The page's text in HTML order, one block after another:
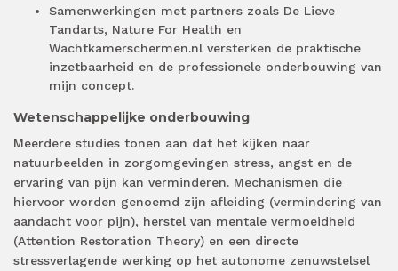
Samenwerkingen met partners zoals De Lieve
Tandarts, Nature For Health en
Wachtkamerschermen.nl versterken de praktische
inzetbaarheid en de professionele onderbouwing van
mijn concept.
Wetenschappelijke onderbouwing
Meerdere studies tonen aan dat het kijken naar
natuurbeelden in zorgomgevingen stress, angst en de
ervaring van pijn kan verminderen. Mechanismen die
hiervoor worden genoemd zijn afleiding (vermindering van
aandacht voor pijn), herstel van mentale vermoeidheid
(Attention Restoration Theory) en een directe
stressverlagende werking op het autonome zenuwstelsel